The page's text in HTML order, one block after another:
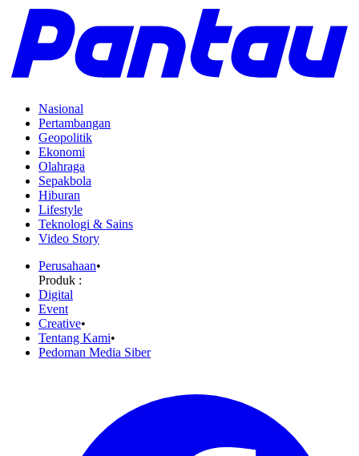
Nasional
Pertambangan
Geopolitik
Ekonomi
Olahraga
Sepakbola
Hiburan
Lifestyle
Teknologi & Sains
Video Story
Perusahaan•
Produk :
Digital
Event
Creative•
Tentang Kami•
Pedoman Media Siber